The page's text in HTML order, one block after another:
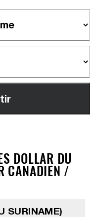
DOLLAR DU
CANADIEN /
SURINAME)